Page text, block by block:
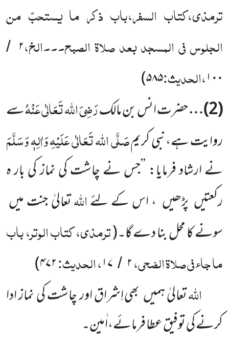
ترمذی،کتاب السفر،باب ذکر ما یستحبّ من
الجلوس فی المسجد بعد صلاۃ الصبح۔۔۔الخ،۲ /
۱۰۰،الحدیث:۵۸۵)
(
2
)…حضرت انس بن مالکرَضِیَ اللہ تَعَالٰی عَنْہُسے
روایت ہے،نبی کریمصَلَّی اللہ تَعَالٰی عَلَیْہِ وَاٰلِہٖ وَسَلَّمَ
نے ارشاد فرمایا: ’’جس نے چاشت کی نماز کی بار ہ
رکعتیں پڑھیں ، اس کے لئےاللہتعالیٰ جنت میں
سونے کا محل بنا دے گا۔(ترمذی، کتاب الوتر، باب
ما جاء فی صلاۃ الضحی،۲ / ۱۷، الحدیث:۴۷۲)
اللہتعالیٰ ہمیںبھی اِشراق اور چاشت کی نماز ادا
کرنے کی توفیق عطا فرمائے،اٰمین۔